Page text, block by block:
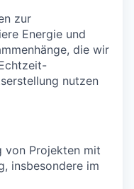
zur
Energie und
die wir
nutzen
von Projekten mit
insbesondere im